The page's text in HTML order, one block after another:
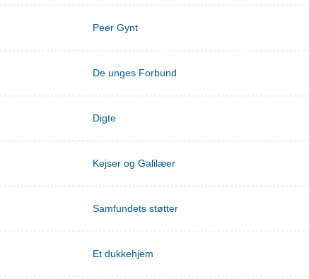
Peer Gynt
De unges Forbund
Digte
Kejser og Galilæer
Samfundets støtter
Et dukkehjem